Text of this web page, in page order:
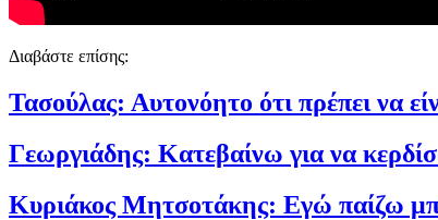
Διαβάστε επίσης:
Τασούλας: Αυτονόητο ότι πρέπει να
Γεωργιάδης: Κατεβαίνω για να
Κυριάκος Μητσοτάκης: Εγώ παίζω